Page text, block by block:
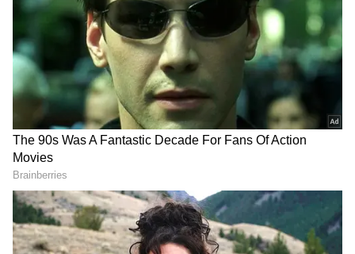
గుజరాత్‌లో వింత ఘటన అలల్లా
ఎగసి పడుతున్న బావి నీళ్లు |
Virparada village | Gujarat
mysterious well
డాలర్లు వస్తాయి కానీ...
అమెరికాలో అందరి బతుకూ ఇదే!
| US vs India Minimum
Wage | Asianet News Telugu
LATEST VIDEOS
చీరను నేసిన సీఎం చంద్రబాబు | CM
Chandrababu Chirala tour | Asianet
Telugu